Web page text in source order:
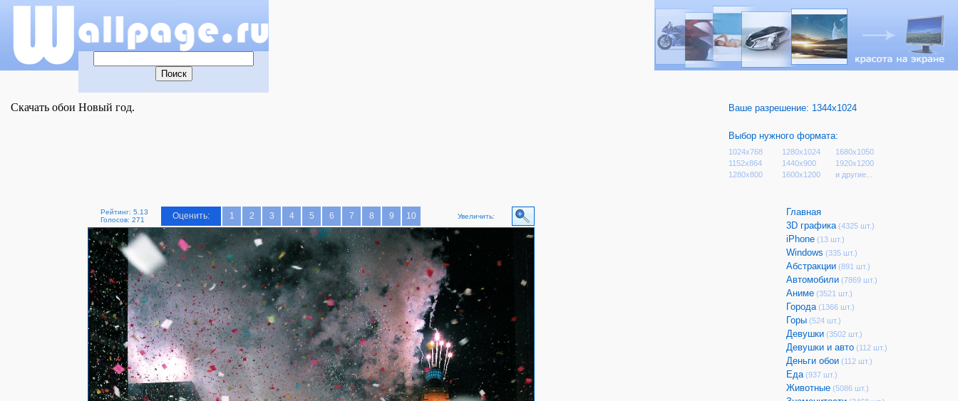
Скачать обои Новый год. Ваше разрешение: 1344x1024
Выбор нужного формата:
1024x768 1280x1024
1680x1050
1152x864
1440x900
1920x1200
1280x800
1600x1200 и другие...
Рейтинг: 5.13
Голосов: 271
Оценить: 1 2 3 4 5 6 7 8 9 10 Увеличить:
Главная
3D графика (4325 шт.)
iPhone (13 шт.)
Windows (335 шт.)
Абстракции (891 шт.)
Автомобили (7869 шт.)
Аниме (3521 шт.)
Города (1366 шт.)
Горы (524 шт.)
Девушки (3502 шт.)
Девушки и авто (112 шт.)
Деньги обои (112 шт.)
Еда (937 шт.)
Животные (5086 шт.)